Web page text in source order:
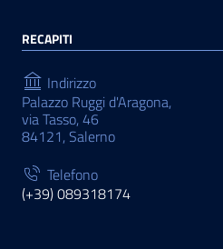
RECAPITI
Indirizzo
Palazzo Ruggi d'Aragona,
via Tasso, 46
84121, Salerno
Telefono
(+39) 089318174